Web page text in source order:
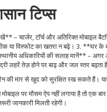
टिप्स
– चार्जर, टॉर्च और अतिरिक्त मोबाइल
या विस्फोट का खतरा न बढ़े। 3. **घर
अधिकारियों की सलाह मानें** –
लहरें तेज़ होने पर बाढ़ और जल स्तर बढ़ता
मार से खुद को सुरक्षित रख सकते हैं।
पर मौसम ऐप नहीं लगाया है तो एक
जानकारी मिलती रहेगी।